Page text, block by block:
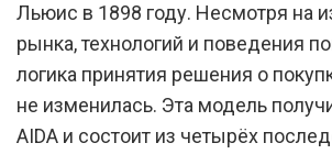
Льюис в 1898 году. Несмотря на
рынка, технологий и поведения
логика принятия решения о
не изменилась. Эта модель
AIDA и состоит из четырёх